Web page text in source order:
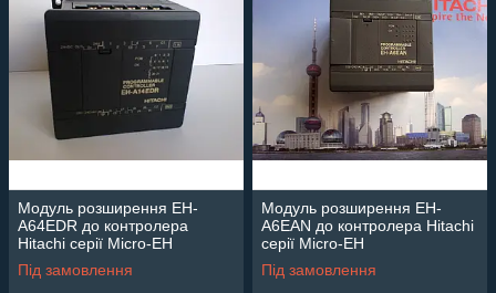
Модуль розширення EH-
A64EDR до контролера
Hitachi серії Micro-EH
Під замовлення
Модуль розширення EH-
A6EAN до контролера Hitachi
серії Micro-EH
Під замовлення